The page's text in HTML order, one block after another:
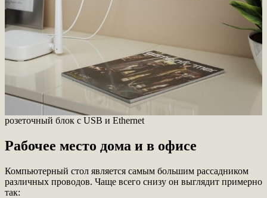
розеточный блок с USB и Ethernet
Рабочее место дома и в офисе
Компьютерный стол является самым большим рассадником
различных проводов. Чаще всего снизу он выглядит примерно
так: